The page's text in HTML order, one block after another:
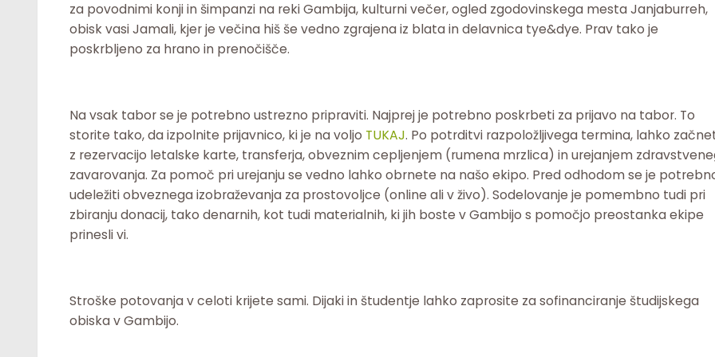
za povodnimi konji in šimpanzi na reki Gambija, kulturni večer, ogled zgodovinskega mesta Janjaburreh,
obisk vasi Jamali, kjer je večina hiš še vedno zgrajena iz blata in delavnica tye&dye. Prav tako je
poskrbljeno za hrano in prenočišče.
Na vsak tabor se je potrebno ustrezno pripraviti. Najprej je potrebno poskrbeti za prijavo na tabor. To
storite tako, da izpolnite prijavnico, ki je na voljo TUKAJ. Po potrditvi razpoložljivega termina, lahko
z rezervacijo letalske karte, transferja, obveznim cepljenjem (rumena mrzlica) in urejanjem
zavarovanja. Za pomoč pri urejanju se vedno lahko obrnete na našo ekipo. Pred odhodom se je
udeležiti obveznega izobraževanja za prostovoljce (online ali v živo). Sodelovanje je pomembno tudi pri
zbiranju donacij, tako denarnih, kot tudi materialnih, ki jih boste v Gambijo s pomočjo preostanka ekipe
prinesli vi.
Stroške potovanja v celoti krijete sami. Dijaki in študentje lahko zaprosite za sofinanciranje študijskega
obiska v Gambijo.